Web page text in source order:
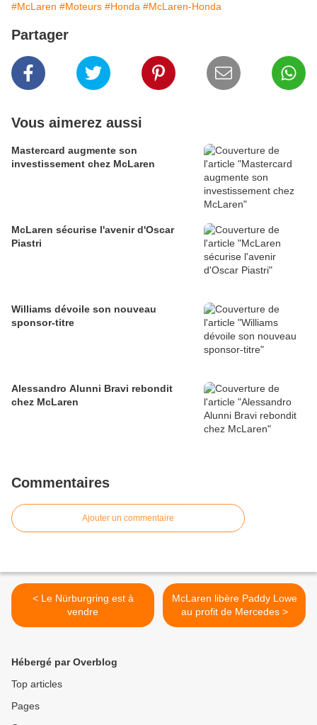
#McLaren #Moteurs #Honda #McLaren-Honda
Partager
Vous aimerez aussi
Mastercard augmente son
investissement chez McLaren
McLaren sécurise l'avenir d'Oscar
Piastri
Williams dévoile son nouveau
sponsor-titre
Alessandro Alunni Bravi rebondit
chez McLaren
Commentaires
Ajouter un commentaire
< Le Nürburgring est à
vendre
McLaren libère Paddy Lowe
au profit de Mercedes >
Hébergé par Overblog
Top articles
Pages